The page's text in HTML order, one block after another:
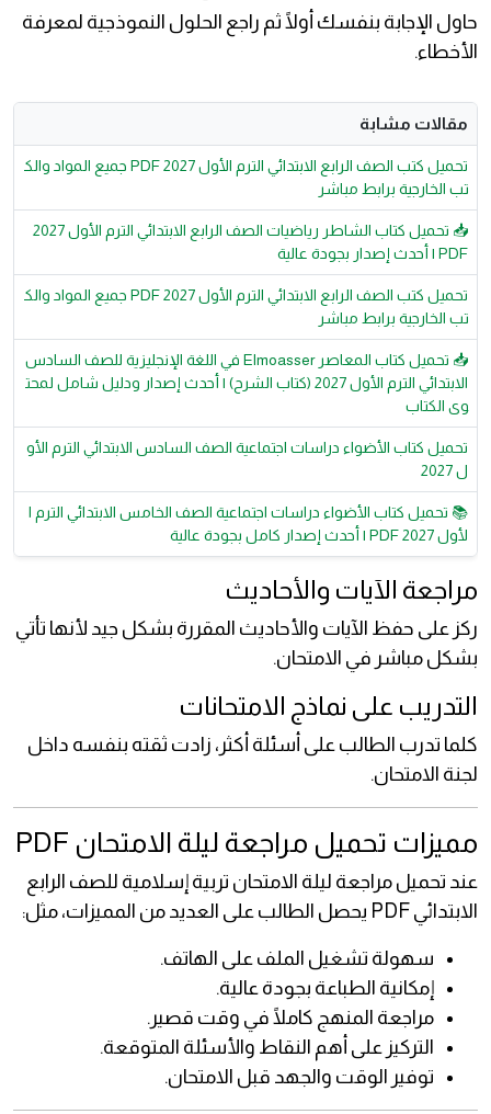
حاول الإجابة بنفسك أولًا ثم راجع الحلول النموذجية لمعرفة
الأخطاء.
مقالات مشابة
تحميل كتب الصف الرابع الابتدائي الترم الأول 2027 PDF جميع المواد والك
تب الخارجية برابط مباشر
📥 تحميل كتاب الشاطر رياضيات الصف الرابع الابتدائي الترم الأول 2027
PDF | أحدث إصدار بجودة عالية
تحميل كتب الصف الرابع الابتدائي الترم الأول 2027 PDF جميع المواد والك
تب الخارجية برابط مباشر
📥 تحميل كتاب المعاصر Elmoasser في اللغة الإنجليزية للصف السادس
الابتدائي الترم الأول 2027 (كتاب الشرح) | أحدث إصدار ودليل شامل لمحت
وى الكتاب
تحميل كتاب الأضواء دراسات اجتماعية الصف السادس الابتدائي الترم الأو
ل 2027
📚 تحميل كتاب الأضواء دراسات اجتماعية الصف الخامس الابتدائي الترم ا
لأول 2027 PDF | أحدث إصدار كامل بجودة عالية
مراجعة الآيات والأحاديث
ركز على حفظ الآيات والأحاديث المقررة بشكل جيد لأنها تأتي
بشكل مباشر في الامتحان.
التدريب على نماذج الامتحانات
كلما تدرب الطالب على أسئلة أكثر، زادت ثقته بنفسه داخل
لجنة الامتحان.
مميزات تحميل مراجعة ليلة الامتحان PDF
عند تحميل مراجعة ليلة الامتحان تربية إسلامية للصف الرابع
الابتدائي PDF يحصل الطالب على العديد من المميزات، مثل:
سهولة تشغيل الملف على الهاتف.
إمكانية الطباعة بجودة عالية.
مراجعة المنهج كاملًا في وقت قصير.
التركيز على أهم النقاط والأسئلة المتوقعة.
توفير الوقت والجهد قبل الامتحان.